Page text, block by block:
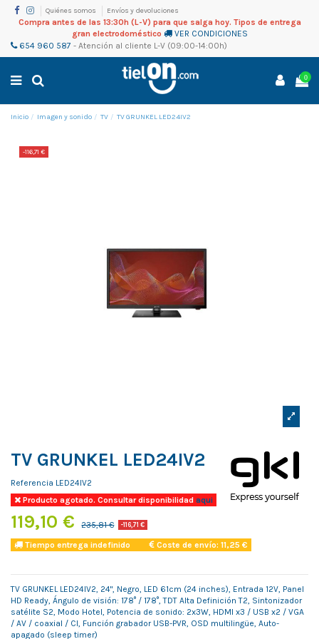
Quiénes somos Envíos y devoluciones
Compra antes de las 13:30h (L-V) para que salga hoy. Tipos de entrega
gran electrodoméstico
VER CONDICIONES
654 960 587 - Atención al cliente L-V (09:00-14:00h)
0
Inicio Imagen y sonido TV TV GRUNKEL LED24IV2
-116,71 €
TV GRUNKEL LED24IV2
Referencia LED24IV2
Producto agotado. Consultar disponibilidadaqui
119,10 € 235,81 € -116,71 €
Tiempo entrega indefinido Coste de envío: 11,25 €
TV GRUNKEL LED24IV2, 24", Negro, LED 61cm (24 inches), Entrada 12V, Panel
HD Ready, Ángulo de visión: 178° / 178°, TDT Alta Definición T2, Sintonizador
satélite S2, Modo Hotel, Potencia de sonido: 2x3W, HDMI x3 / USB x2 / VGA
/ AV / coaxial / CI, Función grabador USB-PVR, OSD multilingüe, Auto-
apagado (sleep timer)